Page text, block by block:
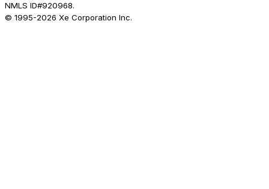
NMLS ID#920968.
© 1995-2026 Xe Corporation Inc.